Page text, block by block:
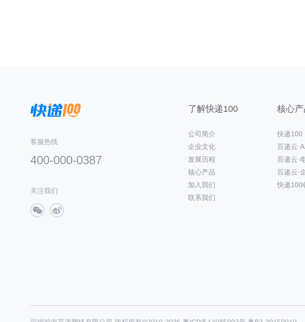
客服热线
400-000-0387
关注我们
了解快递100
公司简介
企业文化
发展历程
核心产品
加入我们
联系我们
核心产
快递100
百递云
百递云·
百递云·
快递100